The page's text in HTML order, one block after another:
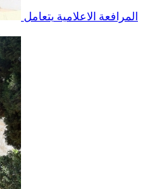
المرافعة الاعلامية يتعامل